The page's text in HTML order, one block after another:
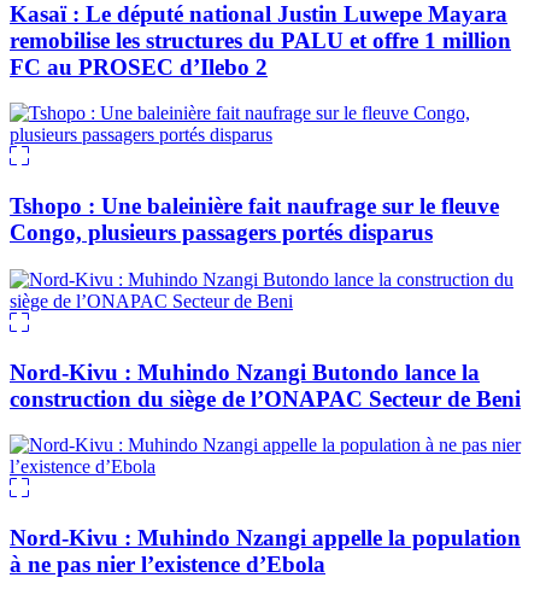
Kasaï : Le député national Justin Luwepe Mayara
remobilise les structures du PALU et offre 1 million
FC au PROSEC d’Ilebo 2
Tshopo : Une baleinière fait naufrage sur le fleuve
Congo, plusieurs passagers portés disparus
Nord-Kivu : Muhindo Nzangi Butondo lance la
construction du siège de l’ONAPAC Secteur de Beni
Nord-Kivu : Muhindo Nzangi appelle la population
à ne pas nier l’existence d’Ebola